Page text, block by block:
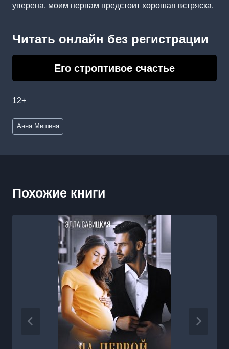
уверена, моим нервам предстоит хорошая встряска.
Читать онлайн без регистрации
Его строптивое счастье
12+
Метки
записи:
Анна Мишина
Похожие книги